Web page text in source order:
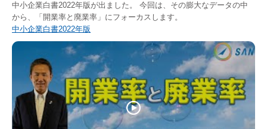
中小企業白書2022年版が出ました。
今回は、その膨大なデータの中
から、「開業率と廃業率」にフォーカスします。
中小企業白書2022年版